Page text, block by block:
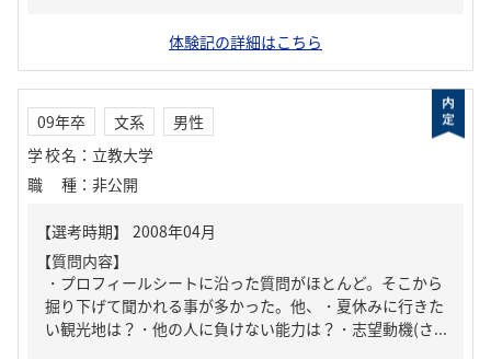
体験記の詳細はこちら
09年卒 文系
男性
学校名 ： 立教大学
職種 ： 非公開
【質問内容】
・プロフィールシートに沿った質問がほとんど。そこから
掘り下げて聞かれる事が多かった。他、・夏休みに行きた
い観光地は？・他の人に負けない能力は？・志望動機(さ...